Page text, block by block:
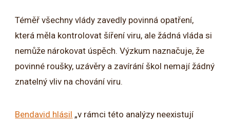
Téměř všechny vlády zavedly povinná opatření,
která měla kontrolovat šíření viru, ale žádná vláda si
nemůže nárokovat úspěch. Výzkum naznačuje, že
povinné roušky, uzávěry a zavírání škol nemají žádný
znatelný vliv na chování viru.
Bendavid hlásil „v rámci této analýzy neexistují